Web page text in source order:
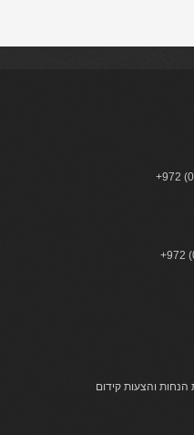
והצעות קידום